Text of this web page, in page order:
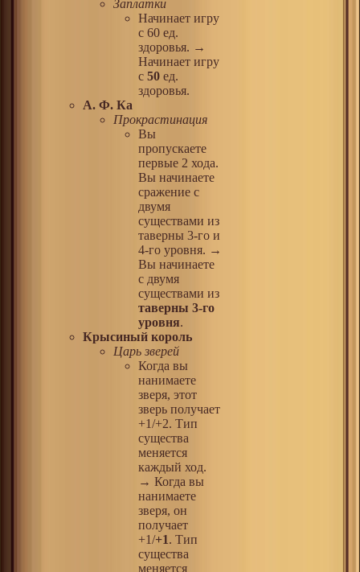
Заплатки
Начинает игру
с 60 ед.
здоровья. →
Начинает игру
с 50ед.
здоровья.
А. Ф. Ка
Прокрастинация
Вы
пропускаете
первые 2 хода.
Вы начинаете
сражение с
двумя
существами из
таверны 3-го и
4-го уровня. →
Вы начинаете
с двумя
существами из
таверны 3-го
уровня.
Крысиный король
Царь зверей
Когда вы
нанимаете
зверя, этот
зверь получает
+1/+2. Тип
существа
меняется
каждый ход.
→ Когда вы
нанимаете
зверя, он
получает
+1/+1. Тип
существа
меняется